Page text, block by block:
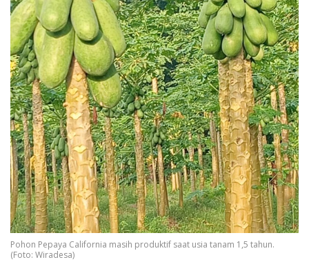
Pohon Pepaya California masih produktif saat usia tanam 1,5 tahun.
(Foto: Wiradesa)